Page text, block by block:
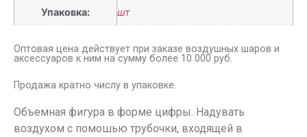
Упаковка: шт
Оптовая цена действует при заказе воздушных шаров и
аксессуаров к ним на сумму более 10 000 руб.
Продажа кратно числу в упаковке.
Объемная фигура в форме цифры. Надувать
воздухом с помошью трубочки, входящей в